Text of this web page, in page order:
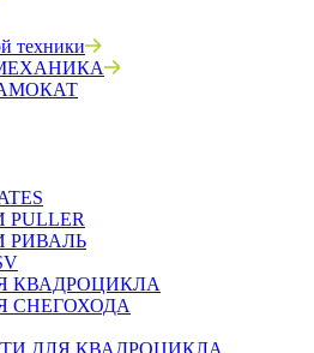
техники
РИВАЛЬ
КВАДРОЦИКЛА
СНЕГОХОДА
ДЛЯ КВАДРОЦИКЛА